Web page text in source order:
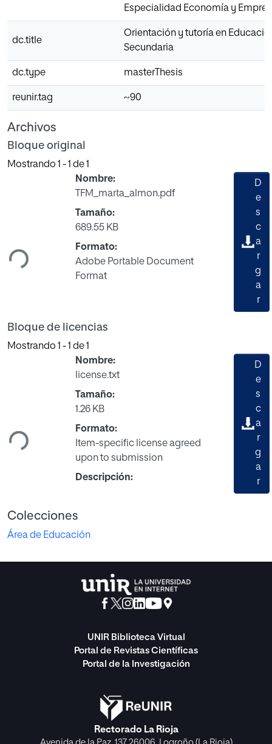
Especialidad Economía y
dc.title
Orientación y tutoría en
Secundaria
dc.type masterThesis
reunir.tag ~90
Archivos
Bloque original
Mostrando 1 - 1 de 1
Cargando...
Nombre:
TFM_marta_almon.pdf
Tamaño:
689.55 KB
Formato:
Adobe Portable Document
Format
D
e
s
c
a
r
g
a
r
Bloque de licencias
Mostrando 1 - 1 de 1
Cargando...
Nombre:
license.txt
Tamaño:
1.26 KB
Formato:
Item-specific license agreed
upon to submission
Descripción:
D
e
s
c
a
r
g
a
r
Colecciones
Área de Educación
UNIR Biblioteca Virtual
Portal de Revistas Científicas
Portal de la Investigación
Rectorado La Rioja